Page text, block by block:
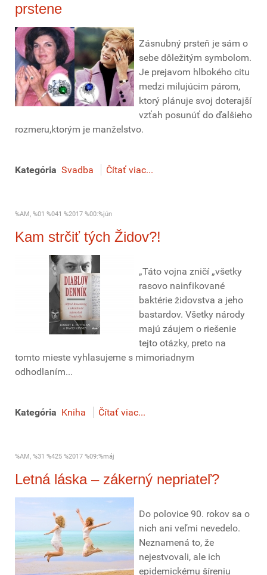
prstene
Zásnubný prsteň je sám o
sebe dôležitým symbolom.
Je prejavom hlbokého citu
medzi milujúcim párom,
ktorý plánuje svoj doterajší
vzťah posunúť do ďalšieho
rozmeru,ktorým je manželstvo.
Kategória Svadba Čítať viac...
%AM, %01 %041 %2017 %00:%jún
Kam strčiť tých Židov?!
„Táto vojna zničí „všetky
rasovo nainfikované
baktérie židovstva a jeho
bastardov. Všetky národy
majú záujem o riešenie
tejto otázky, preto na
tomto mieste vyhlasujeme s mimoriadnym
odhodlaním...
Kategória Kniha Čítať viac...
%AM, %31 %425 %2017 %09:%máj
Letná láska – zákerný nepriateľ?
Do polovice 90. rokov sa o
nich ani veľmi nevedelo.
Neznamená to, že
nejestvovali, ale ich
epidemickému šíreniu